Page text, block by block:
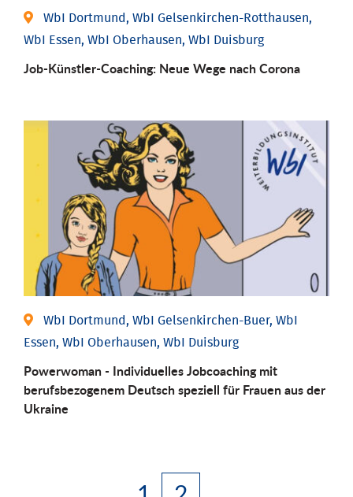
WbI Dortmund, WbI Gelsenkirchen-Rotthausen,
WbI Essen, WbI Oberhausen, WbI Duisburg
Job-Künstler-Coaching: Neue Wege nach Corona
WbI Dortmund, WbI Gelsenkirchen-Buer, WbI
Essen, WbI Oberhausen, WbI Duisburg
Powerwoman - Individuelles Jobcoaching mit
berufsbezogenem Deutsch speziell für Frauen aus der
Ukraine